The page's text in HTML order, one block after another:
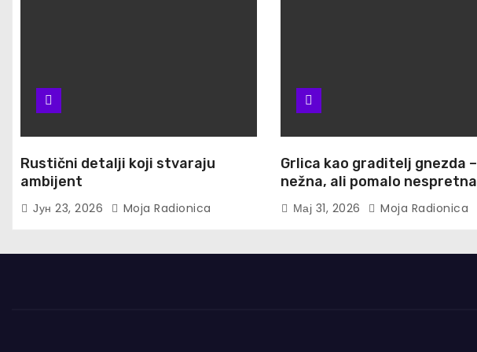
Rustični detalji koji stvaraju
ambijent
Јун 23, 2026 Moja Radionica
Grlica kao graditelj gnezda –
nežna, ali pomalo nespretna
Мај 31, 2026 Moja Radionica